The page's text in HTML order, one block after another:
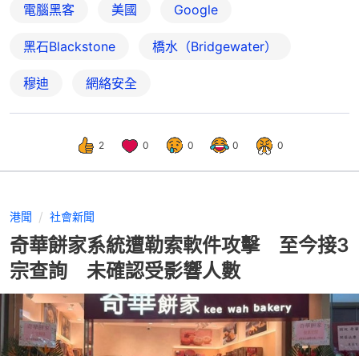
電腦黑客 美國 Google
黑石Blackstone 橋水（Bridgewater）
穆迪 網絡安全
2 0 0 0 0
港聞 社會新聞
奇華餅家系統遭勒索軟件攻擊 至今接3
宗查詢 未確認受影響人數